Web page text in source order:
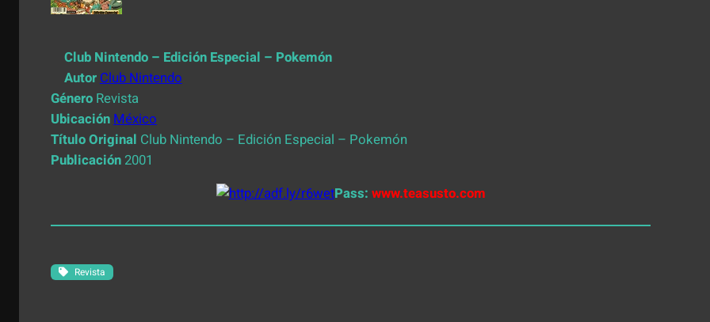
Club Nintendo – Edición Especial – Pokemón
Autor Club Nintendo
Género Revista
Ubicación México
Título Original Club Nintendo – Edición Especial – Pokemón
Publicación 2001
Pass: www.teasusto.com
Revista